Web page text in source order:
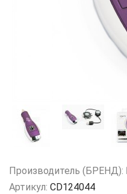
Производитель (БРЕНД):
Артикул: CD124044